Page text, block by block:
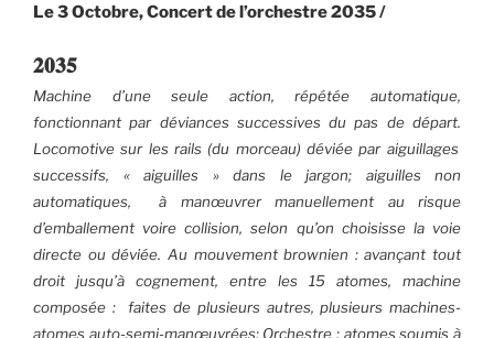
Le 3 Octobre, Concert de l’orchestre 2035 /
𝟐𝟎𝟑𝟓
Machine d’une seule action, répétée automatique,
fonctionnant par déviances successives du pas de départ.
Locomotive sur les rails (du morceau) déviée par aiguillages
successifs, « aiguilles » dans le jargon; aiguilles non
automatiques, à manœuvrer manuellement au risque
d’emballement voire collision, selon qu’on choisisse la voie
directe ou déviée. Au mouvement brownien : avançant tout
droit jusqu’à cognement, entre les 15 atomes, machine
composée :faites de plusieurs autres, plusieurs machines-
atomes auto-semi-manœuvrées; Orchestre : atomes soumis à